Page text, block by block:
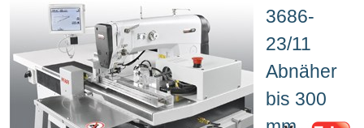
3686-
23/11
Abnäher
bis 300